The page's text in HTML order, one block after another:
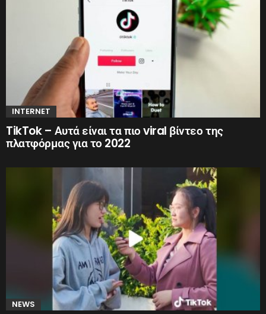
INTERNET
TikTok – Αυτά είναι τα πιο viral βίντεο της
πλατφόρμας για το 2022
NEWS